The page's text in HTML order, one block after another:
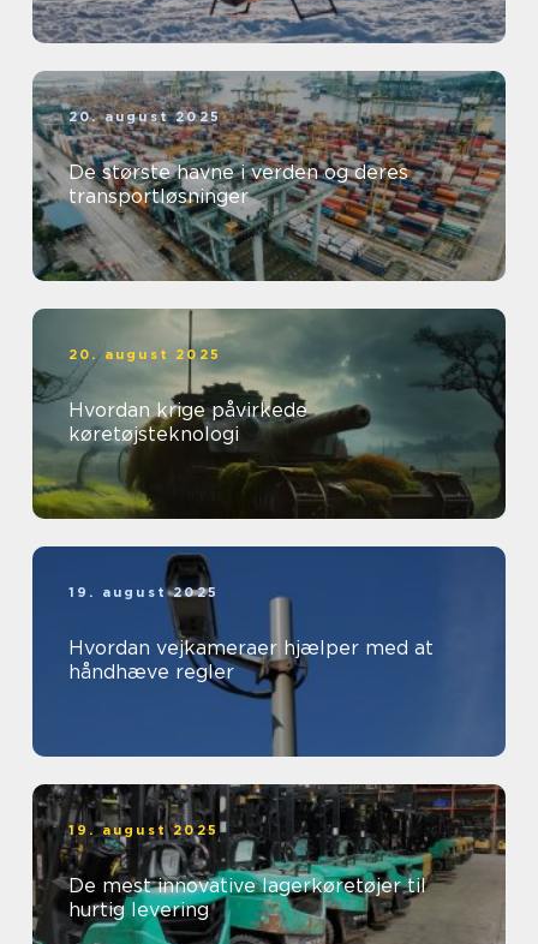
20. august 2025
De største havne i verden og deres
transportløsninger
20. august 2025
Hvordan krige påvirkede
køretøjsteknologi
19. august 2025
Hvordan vejkameraer hjælper med at
håndhæve regler
19. august 2025
De mest innovative lagerkøretøjer til
hurtig levering